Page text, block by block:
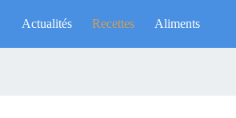
Actualités Recettes Aliments